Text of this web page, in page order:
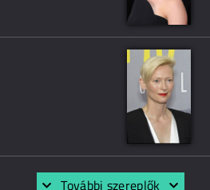
További szereplők